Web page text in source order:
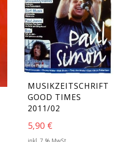
MUSIKZEITSCHRIFT
GOOD TIMES
2011/02
5,90 €